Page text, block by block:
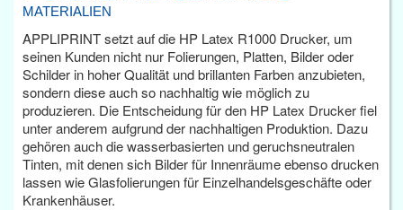
MATERIALIEN
APPLIPRINT setzt auf die HP Latex R1000 Drucker, um
seinen Kunden nicht nur Folierungen, Platten, Bilder oder
Schilder in hoher Qualität und brillanten Farben anzubieten,
sondern diese auch so nachhaltig wie möglich zu
produzieren. Die Entscheidung für den HP Latex Drucker fiel
unter anderem aufgrund der nachhaltigen Produktion. Dazu
gehören auch die wasserbasierten und geruchsneutralen
Tinten, mit denen sich Bilder für Innenräume ebenso drucken
lassen wie Glasfolierungen für Einzelhandelsgeschäfte oder
Krankenhäuser.